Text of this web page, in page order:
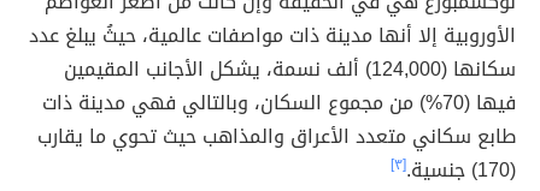
الأوروبية إلا أنها مدينة ذات مواصفات عالمية، حيثُ يبلغ عدد
سكانها (124,000) ألف نسمة، يشكل الأجانب المقيمين
فيها (70%) من مجموع السكان، وبالتالي فهي مدينة ذات
طابع سكاني متعدد الأعراق والمذاهب حيث تحوي ما يقارب
(170) جنسية.
[٣]